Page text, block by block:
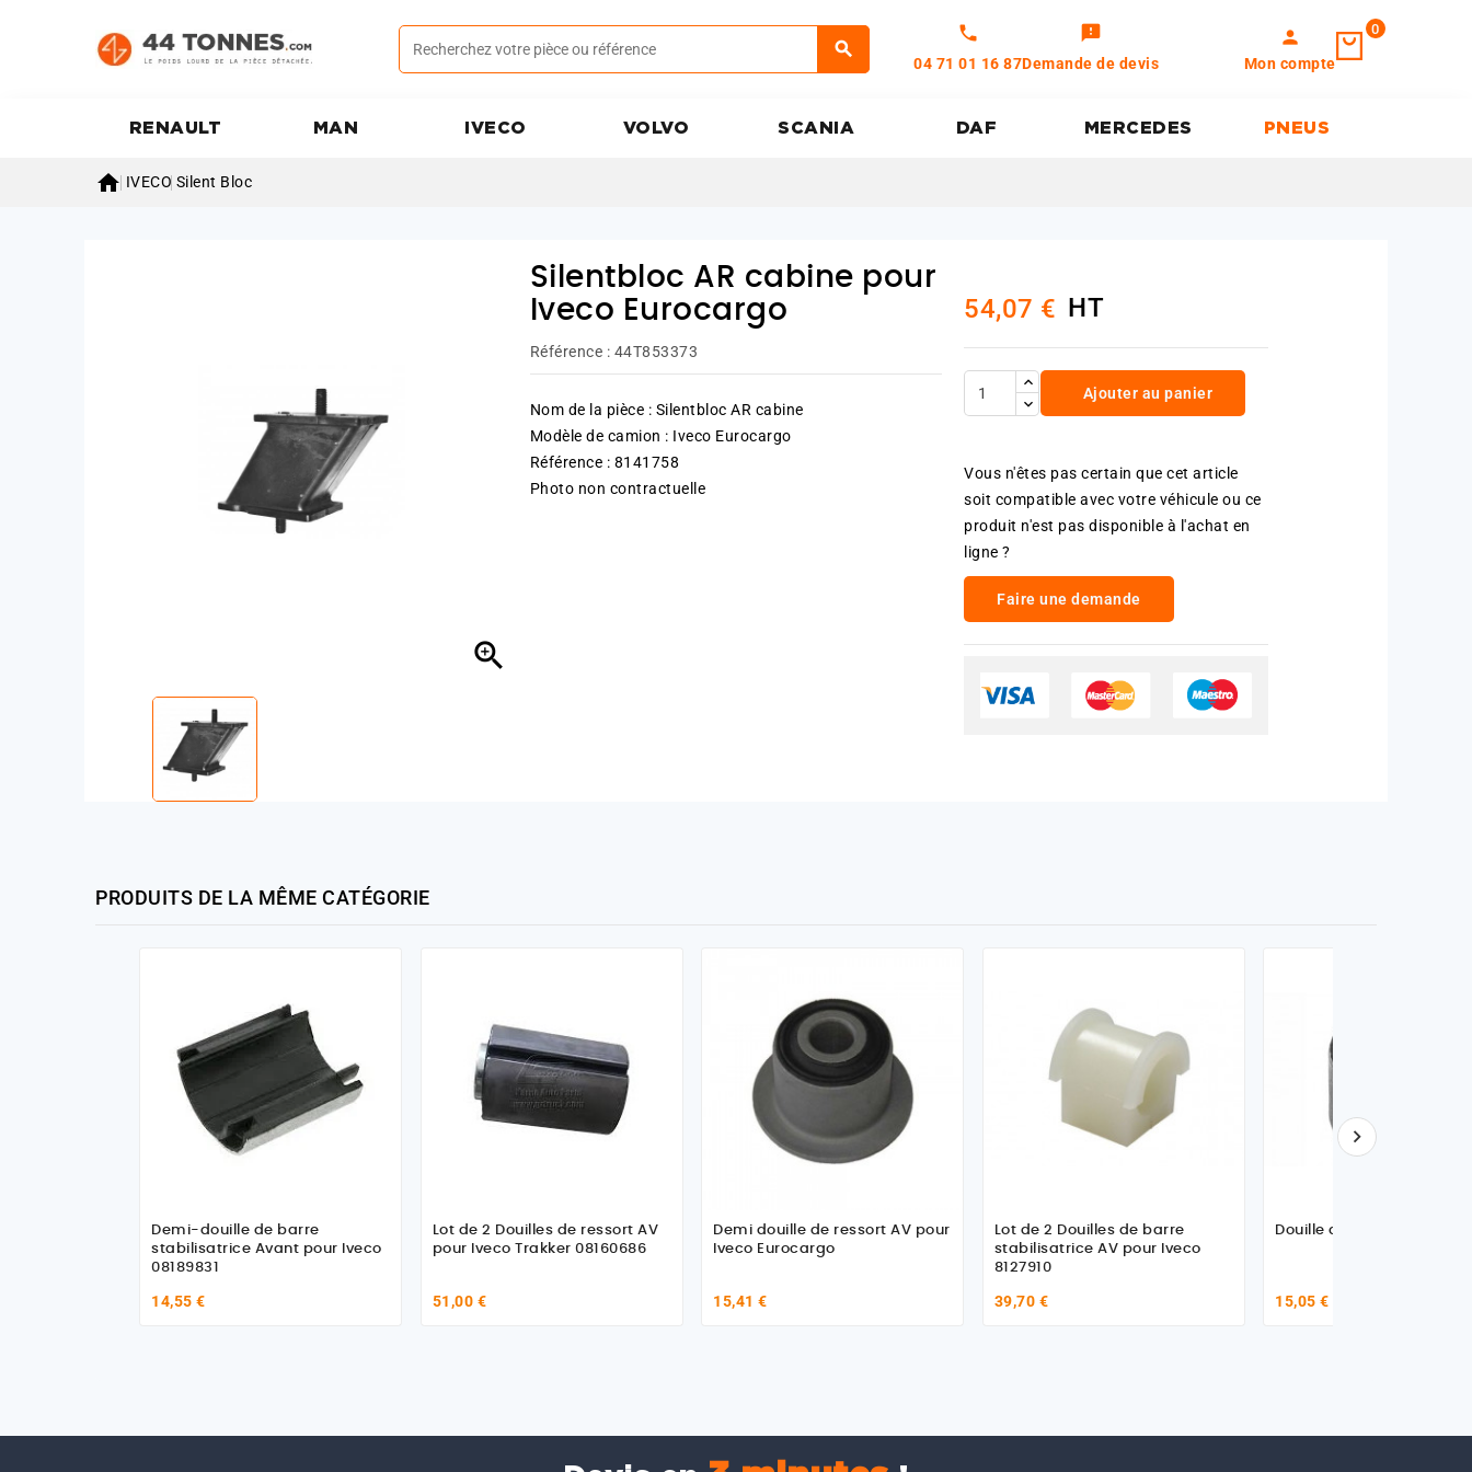
call
04 71 01 16 87
feedback
Demande de devis
person
Mon compte
0
RENAULT MAN IVECO VOLVO SCANIA DAF MERCEDES PNEUS
 IVECO Silent Bloc

Silentbloc AR cabine pour
Iveco Eurocargo
Référence : 44T853373
Nom de la pièce : Silentbloc AR cabine
Modèle de camion : Iveco Eurocargo
Référence : 8141758
Photo non contractuelle
54,07 € HT
Ajouter au panier
Vous n'êtes pas certain que cet article
soit compatible avec votre véhicule ou ce
produit n'est pas disponible à l'achat en
ligne ?
Faire une demande
PRODUITS DE LA MÊME CATÉGORIE
Demi-douille de barre
stabilisatrice Avant pour Iveco
08189831
14,55 €
Lot de 2 Douilles de ressort AV
pour Iveco Trakker 08160686
51,00 €
Demi douille de ressort AV pour
Iveco Eurocargo
15,41 €
Lot de 2 Douilles de barre
stabilisatrice AV pour Iveco
8127910
39,70 €
Douille de barre
15,05 €
